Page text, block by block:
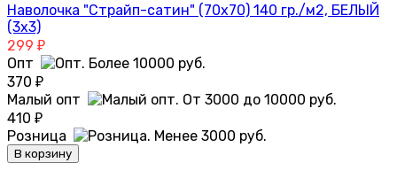
Наволочка "Страйп-сатин" (70х70) 140 гр./м2, БЕЛЫЙ
(3х3)
299 ₽
Опт
370 ₽
Малый опт
410 ₽
Розница
В корзину